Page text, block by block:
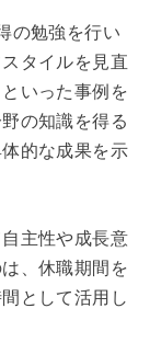
の勉強を行い
タイルを見直
いった事例を
の知識を得る
的な成果を示
主性や成長意
、休職期間を
として活用し